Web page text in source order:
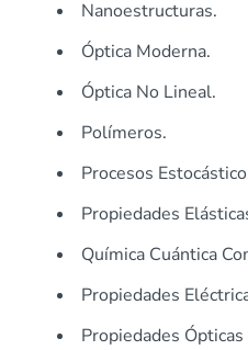
Nanoestructuras.
Óptica Moderna.
Óptica No Lineal.
Polímeros.
Procesos
Propiedades
Química Cuántica
Propiedades
Propiedades